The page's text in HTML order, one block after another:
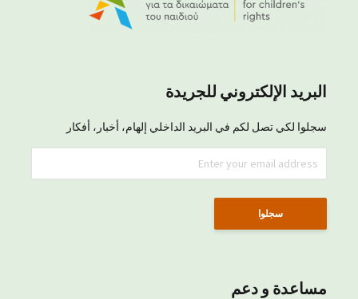
البريد الإلكتروني للجريدة
سجلوا لكي تصل لكم في البريد الداخلي إلهام، أخبار، أفكار
مساعدة و دعم